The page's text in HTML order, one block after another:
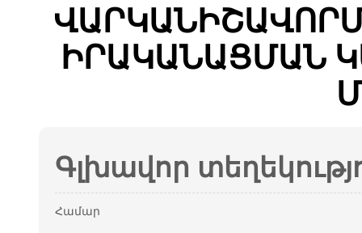
ԻՐԱԿԱՆԱՑՄԱՆ
Գլխավոր
Համար